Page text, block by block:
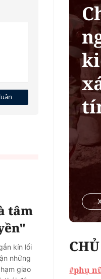
tâm
kín lối
những
giao
#phụ